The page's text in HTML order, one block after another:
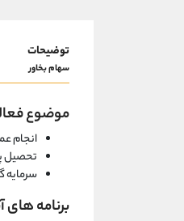
توضیحات
سهام بخاور
موضوع
انجام
تحصیل
سرمایه
برنامه های